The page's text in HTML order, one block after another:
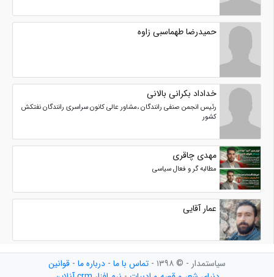
حمیدرضا طهماسبی زاوه
خداداد بکرانی بالانی
رئیس انجمن صنفی رانندگان ،مشاور عالی کانون سراسری رانندگان نفتکش
کشور
مهدی چاقری
مطالبه گر و فعال سیاسی
عمار آقایی
سیاستمدار - © ۱۳۹۸ - تماس با ما - درباره ما - قوانین